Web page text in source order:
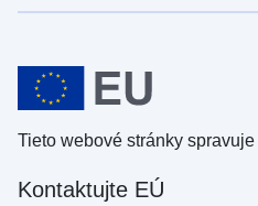
Tieto webové stránky spravuje
Kontaktujte EÚ